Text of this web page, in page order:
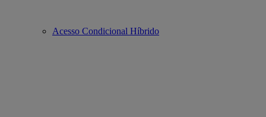
Acesso Condicional Híbrido